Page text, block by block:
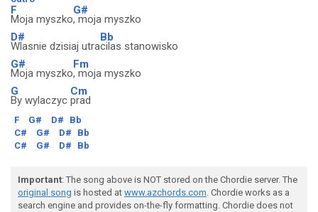
F
Moja myszko
G#
, moja myszko
D#
Wlasnie dzisiaj utra
Bb
cilas stanowisko
G#
Moja myszko
Fm
, moja myszko
G
By wylaczyc
Cm
prad
F G# D#
Bb
C#
G# D#
Bb
C#
G# D# Bb
Important: The song above is NOT stored on the Chordie server. The
original song is hosted at www.azchords.com. Chordie works as a
search engine and provides on-the-fly formatting. Chordie does not